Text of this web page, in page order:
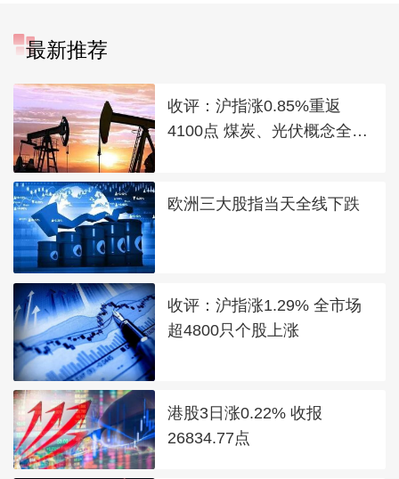
最新推荐
收评：沪指涨0.85%重返
4100点 煤炭、光伏概念全线
欧洲三大股指当天全线下跌
收评：沪指涨1.29% 全市场
超4800只个股上涨
港股3日涨0.22% 收报
26834.77点